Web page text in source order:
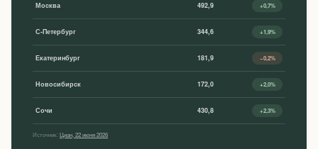
Москва 492,9 +0,7%
С-Петербург 344,6 +1,9%
Екатеринбург 181,9 −0,2%
Новосибирск 172,0 +2,0%
Сочи 430,8 +2,3%
Источник:Циан, 22 июня 2026